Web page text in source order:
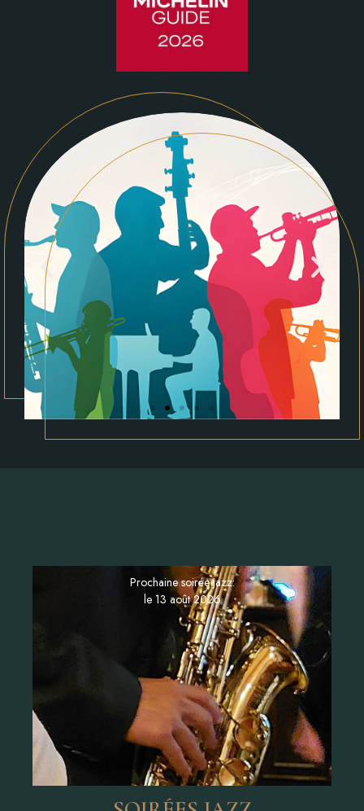
Jeudi 13 août 2026 à 20h
Places limitées, pensez à réserver
LE MENU JAZZ
Prochaine soirée jazz:
le 13 août 2026